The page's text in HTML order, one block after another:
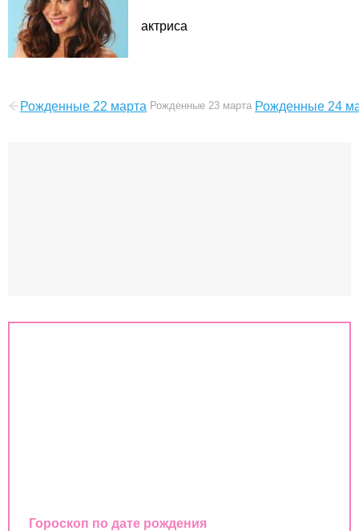
актриса
Рожденные 22 марта Рожденные 23 марта Рожденные 24
Гороскоп по дате рождения